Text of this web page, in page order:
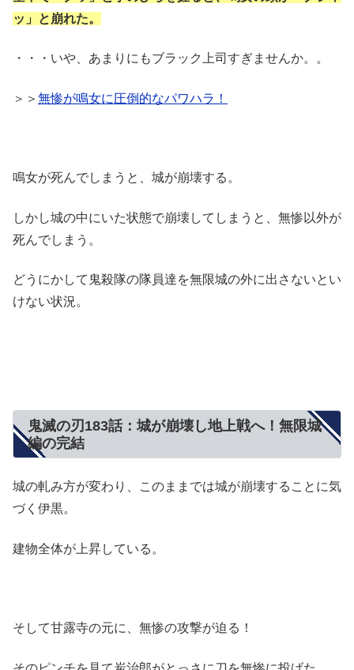
ッ」と崩れた。
・・・いや、あまりにもブラック上司すぎませんか。。
＞＞ 無惨が鳴女に圧倒的なパワハラ！
鳴女が死んでしまうと、城が崩壊する。
しかし城の中にいた状態で崩壊してしまうと、無惨以外が
死んでしまう。
どうにかして鬼殺隊の隊員達を無限城の外に出さないとい
けない状況。
鬼滅の刃183話：城が崩壊し地上戦へ！無限城
編の完結
城の軋み方が変わり、このままでは城が崩壊することに気
づく伊黒。
建物全体が上昇している。
そして甘露寺の元に、無惨の攻撃が迫る！